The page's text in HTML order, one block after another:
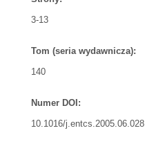
3-13
Tom (seria wydawnicza):
140
Numer DOI:
10.1016/j.entcs.2005.06.028